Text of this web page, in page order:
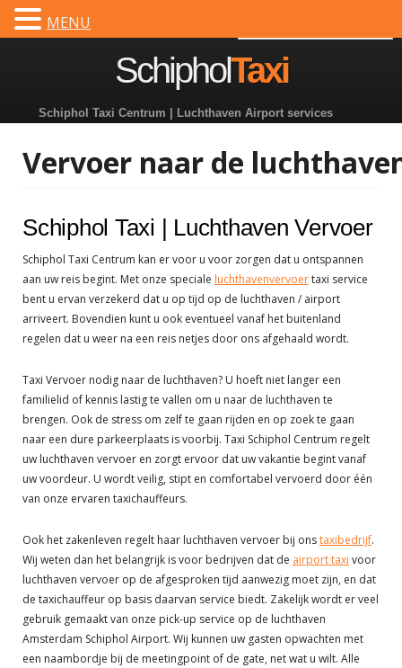
SchipholTaxi
Schiphol Taxi Centrum | Luchthaven Airport services
Vervoer naar de
Schiphol Taxi | Luchthaven Vervoer
Schiphol Taxi Centrum kan er voor u voor zorgen dat u ontspannen
aan uw reis begint. Met onze speciale luchthavenvervoertaxi service
bent u ervan verzekerd dat u op tijd op de luchthaven / airport
arriveert. Bovendien kunt u ook eventueel vanaf het buitenland
regelen dat u weer na een reis netjes door ons afgehaald wordt.
Taxi Vervoer nodig naar de luchthaven? U hoeft niet langer een
familielid of kennis lastig te vallen om u naar de luchthaven te
brengen. Ook de stress om zelf te gaan rijden en op zoek te gaan
naar een dure parkeerplaats is voorbij. Taxi Schiphol Centrum regelt
uw luchthaven vervoer en zorgt ervoor dat uw vakantie begint vanaf
uw voordeur. U wordt veilig, stipt en comfortabel vervoerd door één
van onze ervaren taxichauffeurs.
Ook het zakenleven regelt haar luchthaven vervoer bij onstaxibedrijf.
Wij weten dan het belangrijk is voor bedrijven dat de airport taxi voor
luchthaven vervoer op de afgesproken tijd aanwezig moet zijn, en dat
de taxichauffeur op basis daarvan service biedt. Zakelijk wordt er veel
gebruik gemaakt van onze pick-up service op de luchthaven
Amsterdam Schiphol Airport. Wij kunnen uw gasten opwachten met
een naambordje bij de meetingpoint of de gate, net wat u wilt. Alle
MENU